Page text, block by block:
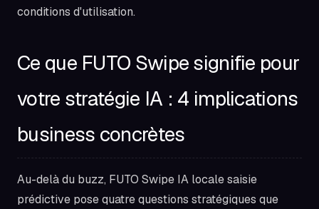
conditions d'utilisation.
Ce que FUTO Swipe signifie pour
votre stratégie IA : 4 implications
business concrètes
Au-delà du buzz, FUTO Swipe IA locale saisie
prédictive pose quatre questions stratégiques que